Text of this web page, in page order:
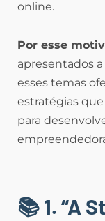
online.
Por esse
apresentados
esses temas
estratégias
para
📚 1. “A